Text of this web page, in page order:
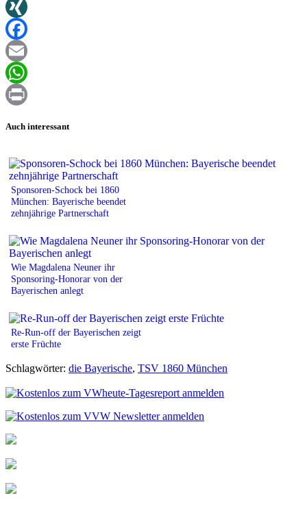
Twitter
XING
Facebook
Email
WhatsApp
Auch interessant
Sponsoren-Schock bei 1860
München: Bayerische beendet
zehnjährige Partnerschaft
Wie Magdalena Neuner ihr
Sponsoring-Honorar von der
Bayerischen anlegt
Re-Run-off der Bayerischen zeigt
erste Früchte
Schlagwörter: die Bayerische, TSV 1860 München